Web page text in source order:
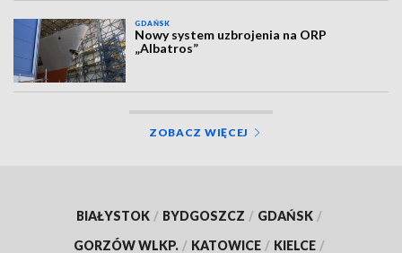
GDAŃSK
Nowy system uzbrojenia na ORP
„Albatros”
ZOBACZ WIĘCEJ
BIAŁYSTOK / BYDGOSZCZ / GDAŃSK /
GORZÓW WLKP. / KATOWICE / KIELCE /